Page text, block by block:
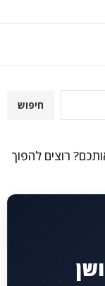
חיפוש
רוצים להפוך